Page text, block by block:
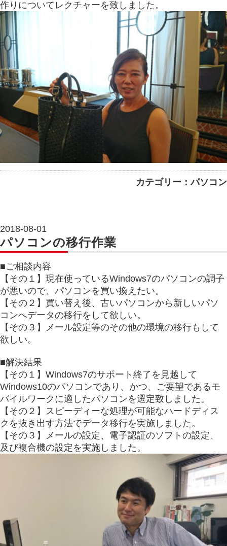
作りについてレクチャーを致しました。
カテゴリー：パソコン
2018-08-01
パソコンの移行作業
■ご相談内容
【その１】現在使っているWindows7のパソコンの調子
が悪いので、パソコンを買い換えたい。
【その２】買い替え後、古いパソコンから新しいパソ
コンへデータの移行をして欲しい。
【その３】メール設定等のその他の環境の移行もして
欲しい。
■解決結果
【その１】Windows7のサポート終了を見越して
Windows10のパソコンであり、かつ、ご要望であるモ
バイルワークに適したパソコンを選定致しました。
【その２】スピーディーな処理が可能なハードディス
クを抜き出す方法でデータ移行を実施しました。
【その３】メールの設定、電子認証のソフトの設定、
及び複合機の設定を実施しました。